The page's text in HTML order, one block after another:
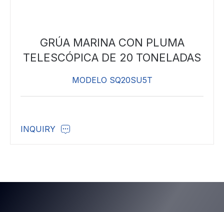
GRÚA MARINA CON PLUMA
TELESCÓPICA DE 20 TONELADAS
MODELO SQ20SU5T
INQUIRY